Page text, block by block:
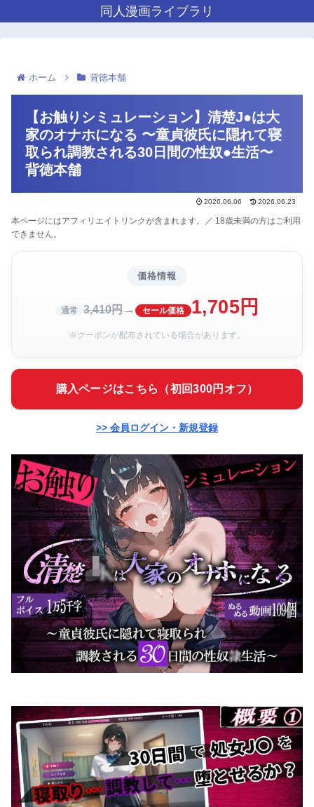
同人漫画ライブラリ
ホーム 背徳本舗
【お触りシミュレーション】清楚J●は大
家のオナホになる 〜童貞彼氏に隠れて寝
取られ調教される30日間の性奴●生活〜
背徳本舗
2026.06.06 2026.06.23
本ページにはアフィリエイトリンクが含まれます。／ 18歳未満の方はご利用
できません。
価格情報
通常 3,410円→ セール価格 1,705円
※クーポンが配布されている場合があります。
購入ページはこちら（初回300円オフ）
>> 会員ログイン・新規登録